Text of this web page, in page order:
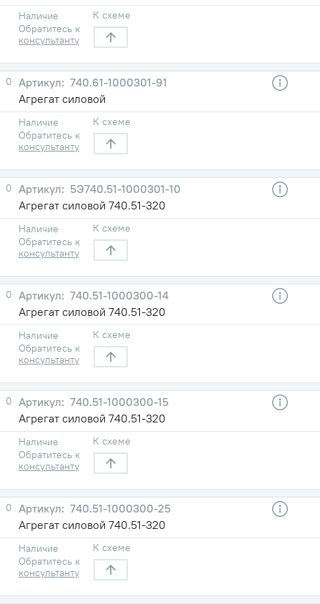
Наличие
Обратитесь к
консультанту
К схеме
0
740.61-1000301-91
Агрегат силовой
Наличие
Обратитесь к
консультанту
К схеме
0
5Э740.51-1000301-10
Агрегат силовой 740.51-320
Наличие
Обратитесь к
консультанту
К схеме
0
740.51-1000300-14
Агрегат силовой 740.51-320
Наличие
Обратитесь к
консультанту
К схеме
0
740.51-1000300-15
Агрегат силовой 740.51-320
Наличие
Обратитесь к
консультанту
К схеме
0
740.51-1000300-25
Агрегат силовой 740.51-320
Наличие
Обратитесь к
консультанту
К схеме